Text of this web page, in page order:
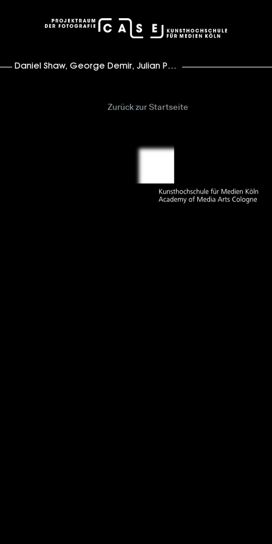
case – Projektraum der Fotografie
Daniel Shaw, George Demir, Julian Pache ,Stephanie
Zurück zur Startseite